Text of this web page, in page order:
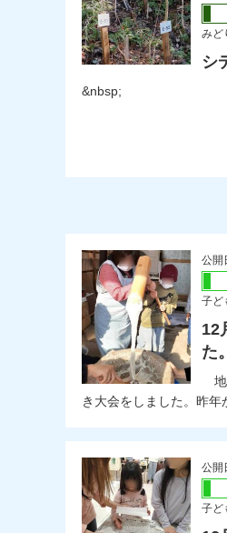
みど
シ
&nbsp;
公開
子ど
12
た。
地
き大会をしました。昨年
公開
子ど